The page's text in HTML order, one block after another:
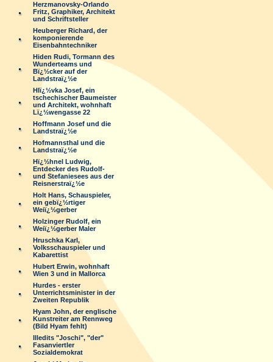
Herzmanovsky-Orlando
Fritz, Graphiker, Architekt
und Schriftsteller
Heuberger Richard, der
komponierende
Eisenbahntechniker
Hiden Rudi, Tormann des
Wunderteams und
Bï¿½cker auf der
Landstraï¿½e
Hlï¿½vka Josef, ein
tschechischer Baumeister
und Architekt, wohnhaft
Lï¿½wengasse 22
Hoffmann Josef und die
Landstraï¿½e
Hofmannsthal und die
Landstraï¿½e
Hï¿½hnel Ludwig,
Entdecker des Rudolf-
und Stefaniesees aus der
Reisnerstraï¿½e
Holt Hans, Schauspieler,
ein gebï¿½rtiger
Weiï¿½gerber
Holzinger Rudolf, ein
Weiï¿½gerber Maler
Hruschka Karl,
Volksschauspieler und
Kabarettist
Hubert Erwin, wohnhaft
Wien 3 und in Mallorca
Hurdes - erster
Unterrichtsminister in der
Zweiten Republik
Hyam John, der englische
Kunstreiter am Rennweg
(Bild Hyam fehlt)
Illedits "Joschi", "der"
Fasanviertler
Sozialdemokrat